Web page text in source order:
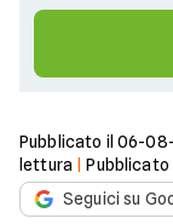
Pubblicato il 06-
lettura |Pubblicato
Seguici su